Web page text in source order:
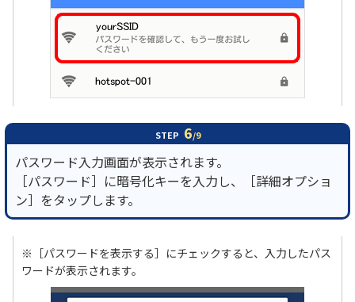
STEP 6/9
パスワード入力画面が表示されます。
［パスワード］に暗号化キーを入力し、［詳細オプショ
ン］をタップします。
※［パスワードを表示する］にチェックすると、入力したパス
ワードが表示されます。